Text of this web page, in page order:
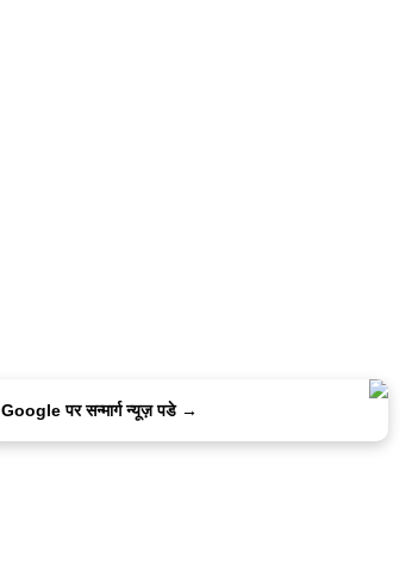
Google पर सन्मार्ग न्यूज़ पडे →